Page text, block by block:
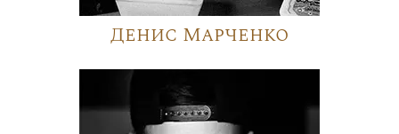
Денис Марченко